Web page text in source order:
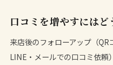
口コミを増やすには
来店後のフォローアップ（QR
LINE・メールでの口コミ依頼